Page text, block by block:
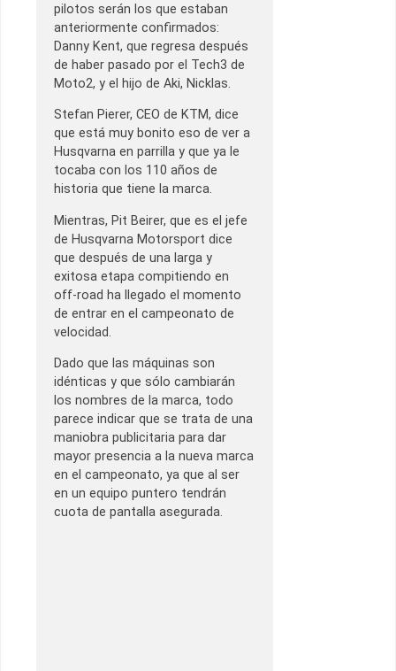
pilotos serán los que estaban
anteriormente confirmados:
Danny Kent, que regresa después
de haber pasado por el Tech3 de
Moto2, y el hijo de Aki, Nicklas.
Stefan Pierer, CEO de KTM, dice
que está muy bonito eso de ver a
Husqvarna en parrilla y que ya le
tocaba con los 110 años de
historia que tiene la marca.
Mientras, Pit Beirer, que es el jefe
de Husqvarna Motorsport dice
que después de una larga y
exitosa etapa compitiendo en
off-road ha llegado el momento
de entrar en el campeonato de
velocidad.
Dado que las máquinas son
idénticas y que sólo cambiarán
los nombres de la marca, todo
parece indicar que se trata de una
maniobra publicitaria para dar
mayor presencia a la nueva marca
en el campeonato, ya que al ser
en un equipo puntero tendrán
cuota de pantalla asegurada.